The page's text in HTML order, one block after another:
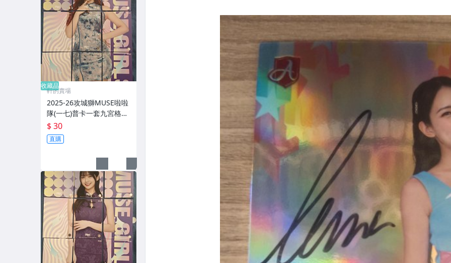
收藏品
軒的賣場
2025-26攻城獅MUSE啦啦
隊(一七)普卡一套九宮格#R
06 046-054
$ 30
直購